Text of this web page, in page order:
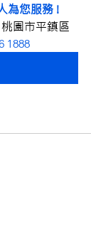
為您服務 !
園市平鎮區
1888